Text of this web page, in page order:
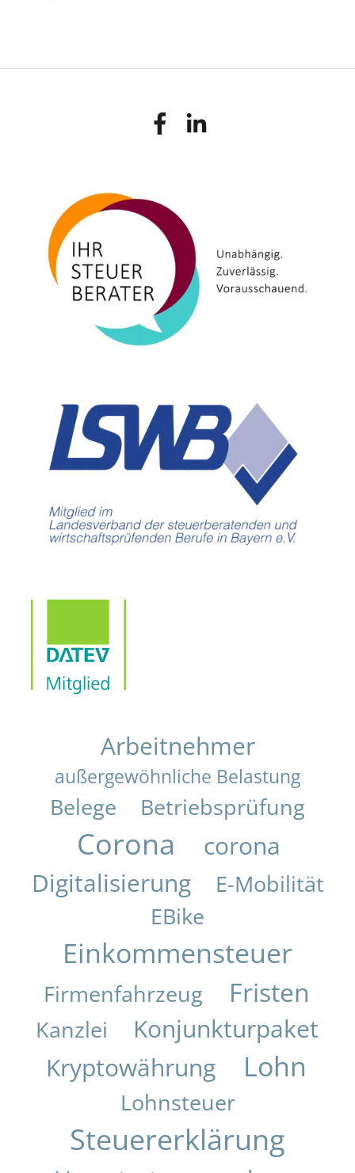
Arbeitnehmer
außergewöhnliche Belastung
Belege Betriebsprüfung
Corona
corona
Digitalisierung
E-Mobilität
EBike
Einkommensteuer
Firmenfahrzeug Fristen
Kanzlei
Konjunkturpaket
Kryptowährung
Lohn
Lohnsteuer
Steuererklärung